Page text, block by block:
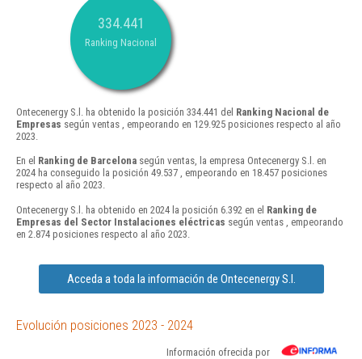
334.441
Ranking Nacional
Ontecenergy S.l. ha obtenido la posición 334.441 del Ranking Nacional de
Empresas según ventas , empeorando en 129.925 posiciones respecto al año
2023.
En el Ranking de Barcelona según ventas, la empresa Ontecenergy S.l. en
2024 ha conseguido la posición 49.537 , empeorando en 18.457 posiciones
respecto al año 2023.
Ontecenergy S.l. ha obtenido en 2024 la posición 6.392 en el Ranking de
Empresas del Sector Instalaciones eléctricas según ventas , empeorando
en 2.874 posiciones respecto al año 2023.
Acceda a toda la información de Ontecenergy S.l.
Evolución posiciones 2023 - 2024
Información ofrecida por